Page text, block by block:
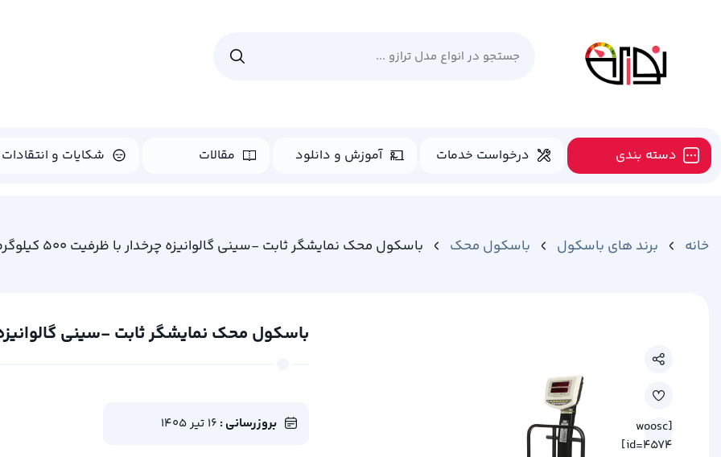
دسته بندی درخواست خدمات آموزش و دانلود مقالات شکایات و انتقادات
خانه برند های باسکول باسکول محک باسکول محک نمایشگر ثابت -سینی گالوانیزه چرخدار با ظرفیت 500 کیلوگرم
[woosc
id=4574]
باسکول محک نمایشگر ثابت -سینی گالوانیزه چرخدار
بروزرسانی : 16 تیر 1405